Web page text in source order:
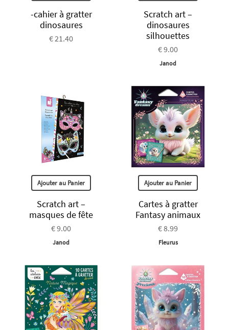
-cahier à gratter
dinosaures
€ 21.40
Scratch art –
dinosaures
silhouettes
€ 9.00
Janod
Ajouter au Panier
Scratch art –
masques de fête
€ 9.00
Janod
Ajouter au Panier
Cartes à gratter
Fantasy animaux
€ 8.99
Fleurus